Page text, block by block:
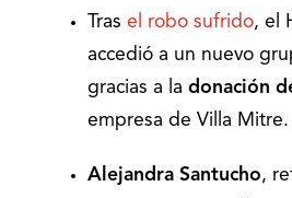
Tras el robo sufrido, el
accedió a un nuevo
gracias a la donación
empresa de Villa Mitre.
Alejandra Santucho,